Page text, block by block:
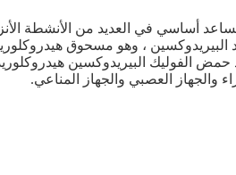
أساسي في العديد من الأنشطة
البيريدوكسين ، وهو مسحوق
حمض الفوليك البيريدوكسين
والجهاز العصبي والجهاز المناعي.